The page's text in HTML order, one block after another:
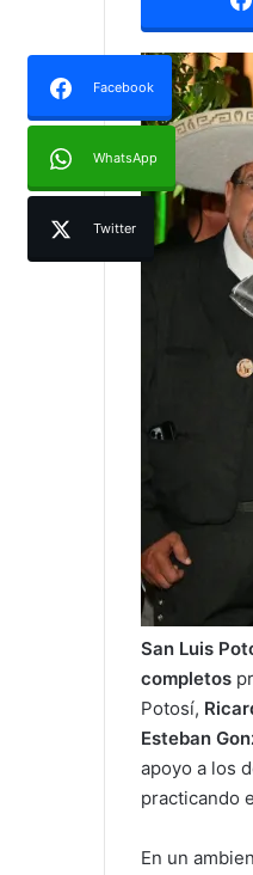
Facebook
WhatsApp
Twitter
San Luis
completos
Potosí,
Esteban
apoyo a los
practicando
En un